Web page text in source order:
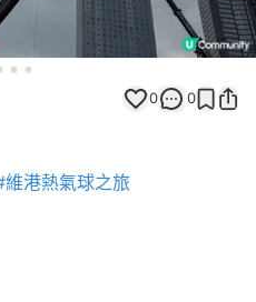
0 0
維港熱氣球之旅